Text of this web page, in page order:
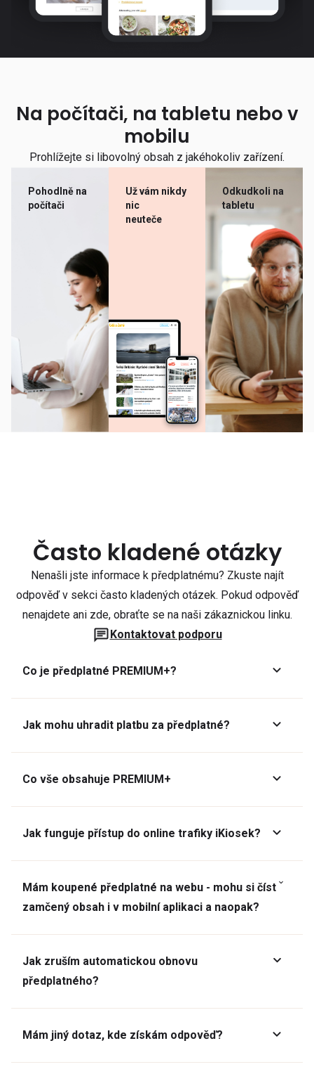
Na počítači, na tabletu nebo v
mobilu
Prohlížejte si libovolný obsah z jakéhokoliv zařízení.
Pohodlně na
počítači
Už vám nikdy
nic
neuteče
Odkudkoli na
tabletu
Často kladené otázky
Nenašli jste informace k předplatnému? Zkuste najít
odpověď v sekci často kladených otázek. Pokud odpověď
nenajdete ani zde, obraťte se na naši zákaznickou linku.
Kontaktovat podporu
Co je předplatné PREMIUM+?
Jak mohu uhradit platbu za předplatné?
Co vše obsahuje PREMIUM+
Jak funguje přístup do online trafiky iKiosek?
Mám koupené předplatné na webu - mohu si číst
zamčený obsah i v mobilní aplikaci a naopak?
Jak zruším automatickou obnovu
předplatného?
Mám jiný dotaz, kde získám odpověď?